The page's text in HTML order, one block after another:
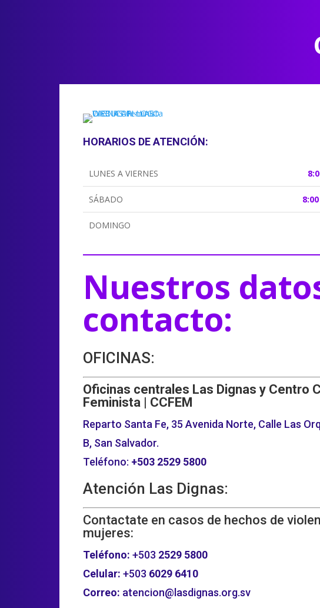
HORARIOS DE ATENCIÓN:
LUNES A VIERNES
SÁBADO
DOMINGO
Nuestros
contacto:
OFICINAS:
Oficinas centrales Las Dignas y Centro
Feminista | CCFEM
Reparto Santa Fe, 35 Avenida Norte, Calle Las
B, San Salvador.
Teléfono: +503 2529 5800
Atención Las Dignas:
Contactate en casos de hechos de
mujeres:
Teléfono: +503 2529 5800
Celular: +503 6029 6410
Correo: atencion@lasdignas.org.sv